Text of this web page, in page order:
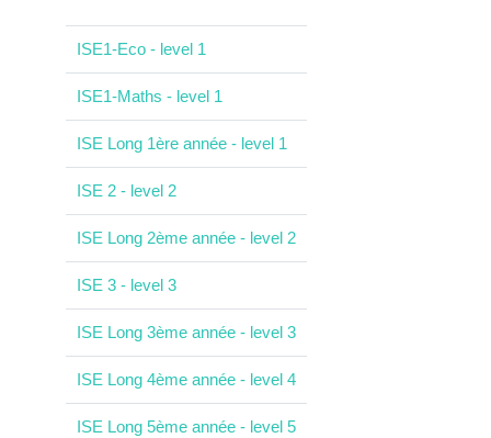
ISE1-Eco - level 1
ISE1-Maths - level 1
ISE Long 1ère année - level 1
ISE 2 - level 2
ISE Long 2ème année - level 2
ISE 3 - level 3
ISE Long 3ème année - level 3
ISE Long 4ème année - level 4
ISE Long 5ème année - level 5